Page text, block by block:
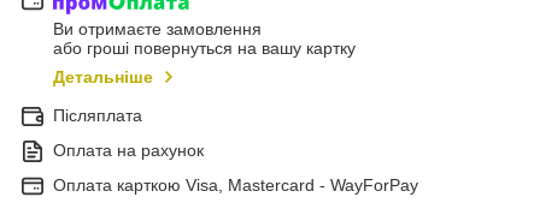
Ви отримаєте замовлення
або гроші повернуться на вашу картку
Детальніше
Післяплата
Оплата на рахунок
Оплата карткою Visa, Mastercard - WayForPay